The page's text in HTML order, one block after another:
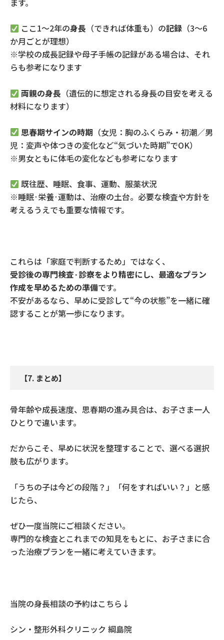
ます。
ここ1～2年の身長 （できれば体重も）の記録 （3～6
か月ごとが理想）
※学校の成長記録や母子手帳の記録がある場合は、それ
らも参考になります
両親の身長 （遺伝的に想定される身長の目安を考える
材料になります）
思春期サインの時期 （女児：胸のふくらみ ・初潮／男
児：変声や体つきの変化など“気づいた時期”でOK）
※男女ともに体毛の変化なども参考になります
既往歴、睡眠、食事、運動、服薬状況
※睡眠·栄養·運動は、治療の土台。必要な検査や方針を
考えるうえでも重要な情報です。
これらは「家庭で判断するため」ではなく、
受診後の専門検査·診察をより精密にし、最適なプラン
作成を早めるための準備です。
不安があるなら、早めに受診して“今の状態”を一緒に確
認することが第一歩になります。
【7. まとめ】
骨年齢や成長速度、思春期の進み具合は、お子さま一人
ひとりで違います。
だからこそ、早めに状況を整理することで、選べる選択
肢も広がります。
「うちの子は今どの段階？」「何をすればいい？」と感
じたら、
ぜひ一度当院にご相談ください。
専門的な検査とこれまでの知見をもとに、お子さまに合
った治療プランを一緒に考えていきます。
当院の身長相談の予約はこちら↓
シン・整形外科クリニック 綱島院